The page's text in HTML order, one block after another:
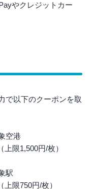
やクレジットカー
で以下のクーポンを取
空港
限1,500円/枚）
駅
限750円/枚）